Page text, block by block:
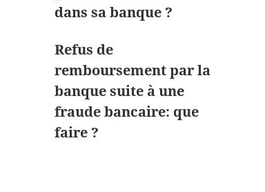
dans sa banque ?
Refus de
remboursement par la
banque suite à une
fraude bancaire: que
faire ?